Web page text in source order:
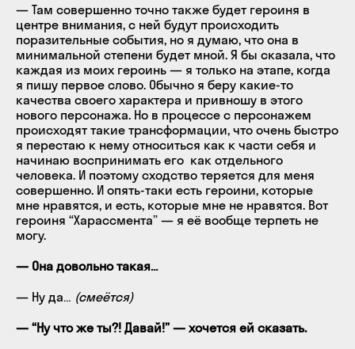
— Там совершенно точно также будет героиня в
центре внимания, с ней будут происходить
поразительные события, но я думаю, что она в
минимальной степени будет мной. Я бы сказала, что
каждая из моих героинь — я только на этапе, когда
я пишу первое слово. Обычно я беру какие-то
качества своего характера и привношу в этого
нового персонажа. Но в процессе с персонажем
происходят такие трансформации, что очень быстро
я перестаю к нему относиться как к части себя и
начинаю воспринимать его как отдельного
человека. И поэтому сходство теряется для меня
совершенно. И опять-таки есть героини, которые
мне нравятся, и есть, которые мне не нравятся. Вот
героиня “Харассмента” — я её вообще терпеть не
могу.
— Она довольно такая…
— Ну да… (смеётся)
— “Ну что же ты?! Давай!” — хочется ей сказать.